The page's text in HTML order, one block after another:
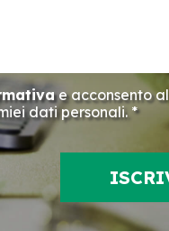
e acconsento al
dati personali. *